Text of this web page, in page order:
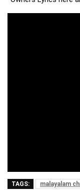
TAGS: malayalam